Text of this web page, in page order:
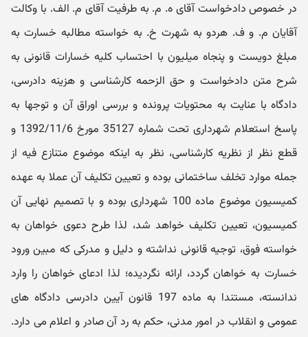
در خصوص دادخواست آقای ه. م. به طرفیت آقای م. الف. با وکالت
آقایان م. و ف. هردو به شهرت خ. به خواسته مطالبه خسارت به
مبلغ دویست و پنجاه میلیون با احتساب کلیه خسارات قانونی به
شرح متن دادخواست و حق الزحمه کارشناسی و هزینه دادرسی،
دادگاه با عنایت به محتویات پرونده و بررسی اوراق آن و توجها به
پاسخ استعلام شهرداری تحت شماره 35127 مورخ 1392/11/6 و
قطع نظر از نظریه کارشناسی، نظر به اینکه موضوع متنازع فیه از
جمله موارد تخلف ساختمانی بوده و تعیین تکلیف آن عملا به عهده
کمیسیون موضوع ماده 100 شهرداری بوده و با تصمیم نهایی آن
کمیسیون، تعیین تکلیف خواهد شد، لذا طرح دعوی خواهان به
خواسته فوق، توجیه قانونی نداشته و دلیل و مدرکی که مبین ورود
خسارت به خواهان گردد، ارائه نگردیده؛ لذا ادعای خواهان را وارد
ندانسته، مستندا به ماده 197 قانون آیین دادرسی دادگاه های
عمومی و انقلاب در امور مدنی، حکم به رد آن صادر و اعلام می دارد.